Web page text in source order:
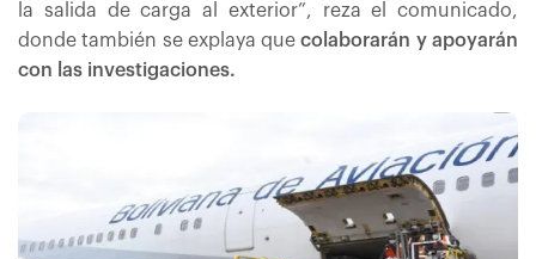
la salida de carga al exterior”, reza el comunicado,
donde también se explaya quecolaborarán y apoyarán
con las investigaciones.